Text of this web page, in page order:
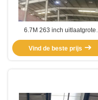
6.7M 263 inch uitlaatgrote
magazijn HVLS industriële
ventilatoren
Vind de beste prijs